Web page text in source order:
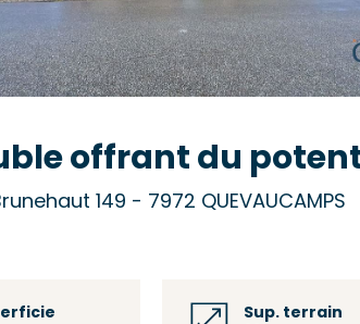
offrant du
149 - 7972 QUEVAUCAMPS
Sup. terrain